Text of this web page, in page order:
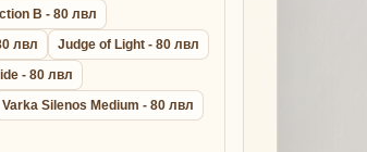
B - 80 лвл
лвл
Judge of Light - 80 лвл
- 80 лвл
Varka Silenos Medium - 80 лвл